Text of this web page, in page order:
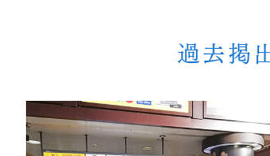
過去掲